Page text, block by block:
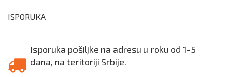
ISPORUKA
Isporuka pošiljke na adresu u roku od 1-5
dana, na teritoriji Srbije.